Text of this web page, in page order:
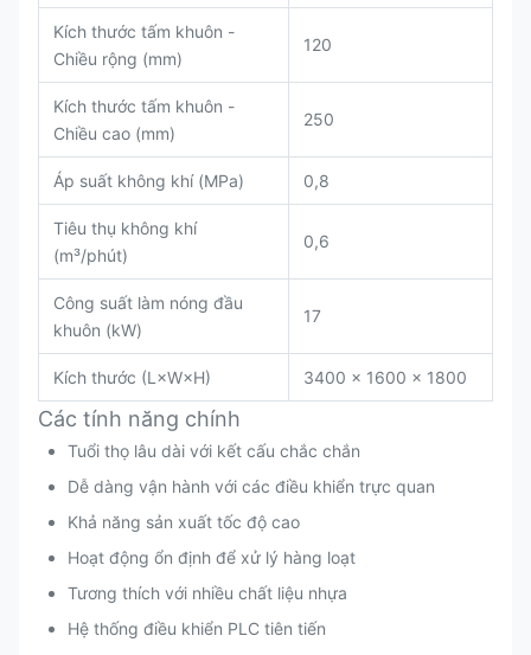
Kích thước tấm khuôn -
Chiều rộng (mm)
120
Kích thước tấm khuôn -
Chiều cao (mm)
250
Áp suất không khí (MPa) 0,8
Tiêu thụ không khí
(m³/phút)
0,6
Công suất làm nóng đầu
khuôn (kW)
17
Kích thước (L×W×H) 3400 × 1600 × 1800
Các tính năng chính
Tuổi thọ lâu dài với kết cấu chắc chắn
Dễ dàng vận hành với các điều khiển trực quan
Khả năng sản xuất tốc độ cao
Hoạt động ổn định để xử lý hàng loạt
Tương thích với nhiều chất liệu nhựa
Hệ thống điều khiển PLC tiên tiến